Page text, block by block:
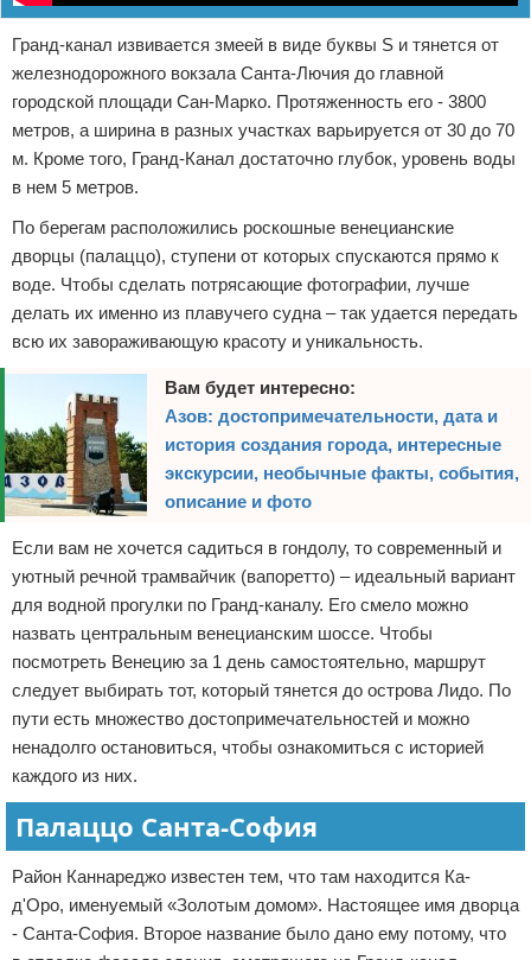
Гранд-канал извивается змеей в виде буквы S и тянется от
железнодорожного вокзала Санта-Лючия до главной
городской площади Сан-Марко. Протяженность его - 3800
метров, а ширина в разных участках варьируется от 30 до 70
м. Кроме того, Гранд-Канал достаточно глубок, уровень воды
в нем 5 метров.
По берегам расположились роскошные венецианские
дворцы (палаццо), ступени от которых спускаются прямо к
воде. Чтобы сделать потрясающие фотографии, лучше
делать их именно из плавучего судна – так удается передать
всю их завораживающую красоту и уникальность.
Вам будет интересно:
Азов: достопримечательности, дата и
история создания города, интересные
экскурсии, необычные факты, события,
описание и фото
Если вам не хочется садиться в гондолу, то современный и
уютный речной трамвайчик (вапоретто) – идеальный вариант
для водной прогулки по Гранд-каналу. Его смело можно
назвать центральным венецианским шоссе. Чтобы
посмотреть Венецию за 1 день самостоятельно, маршрут
следует выбирать тот, который тянется до острова Лидо. По
пути есть множество достопримечательностей и можно
ненадолго остановиться, чтобы ознакомиться с историей
каждого из них.
Палаццо Санта-София
Район Каннареджо известен тем, что там находится Ка-
д'Оро, именуемый «Золотым домом». Настоящее имя дворца
- Санта-София. Второе название было дано ему потому, что